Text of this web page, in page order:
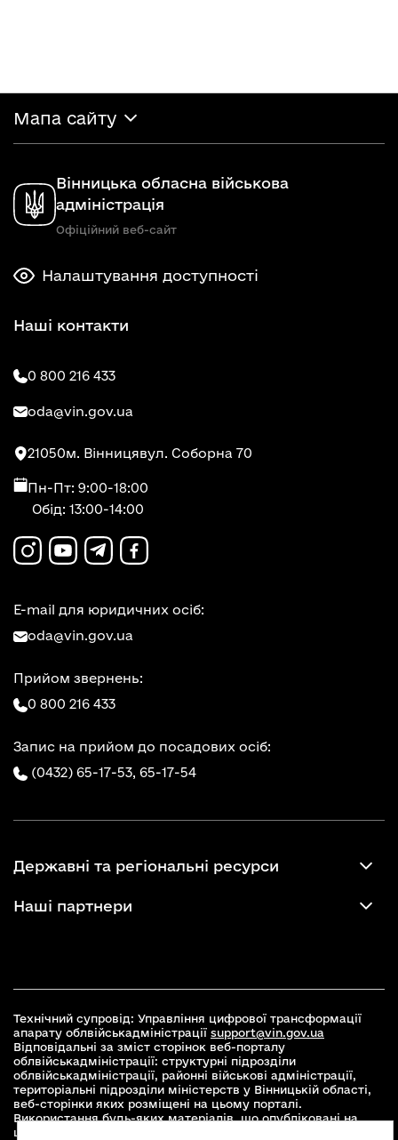
Мапа сайту
Вінницька обласна військова
адміністрація
Офіційний веб-сайт
Налаштування доступності
Наші контакти
0 800 216 433
oda@vin.gov.ua
21050м. Вінницявул. Соборна 70
Пн-Пт: 9:00-18:00
Обід: 13:00-14:00
E-mail для юридичних осіб:
oda@vin.gov.ua
Прийом звернень:
0 800 216 433
Запис на прийом до посадових осіб:
(0432) 65-17-53, 65-17-54
Державні та регіональні ресурси
Наші партнери
Технічний супровід: Управління цифрової трансформації
апарату облвійськадміністрації support@vin.gov.ua
Відповідальні за зміст сторінок веб-порталу
облвійськадміністрації: структурні підрозділи
облвійськадміністрації, районні військові адміністрації,
територіальні підрозділи міністерств у Вінницькій області,
веб-сторінки яких розміщені на цьому порталі.
Використання будь-яких матеріалів, що опубліковані на
цьому сайті, дозволяється при умові зазначення посилання